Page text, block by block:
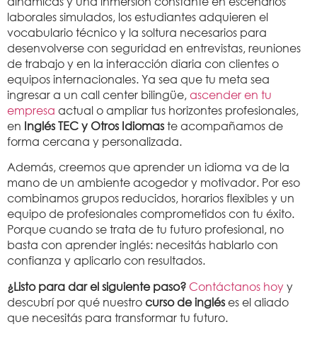
laborales simulados, los estudiantes adquieren el
vocabulario técnico y la soltura necesarios para
desenvolverse con seguridad en entrevistas, reuniones
de trabajo y en la interacción diaria con clientes o
equipos internacionales. Ya sea que tu meta sea
ingresar a un call center bilingüe,ascender en tu
empresa actual o ampliar tus horizontes profesionales,
en Inglés TEC y Otros Idiomaste acompañamos de
forma cercana y personalizada.
Además, creemos que aprender un idioma va de la
mano de un ambiente acogedor y motivador. Por eso
combinamos grupos reducidos, horarios flexibles y un
equipo de profesionales comprometidos con tu éxito.
Porque cuando se trata de tu futuro profesional, no
basta con aprender inglés: necesitás hablarlo con
confianza y aplicarlo con resultados.
¿Listo para dar el siguiente paso? Contáctanos hoyy
descubrí por qué nuestrocurso de ingléses el aliado
que necesitás para transformar tu futuro.